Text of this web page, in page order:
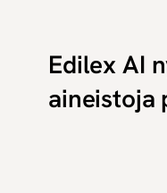
Edilex AI
aineistoja